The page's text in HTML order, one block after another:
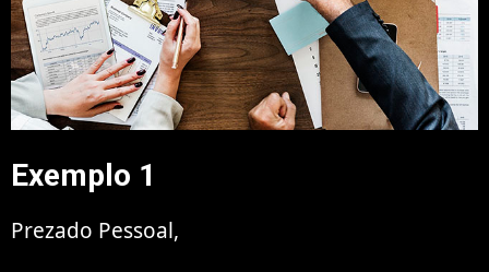
Exemplo 1
Prezado Pessoal,